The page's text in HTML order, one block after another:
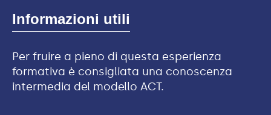
Informazioni utili
Per fruire a pieno di questa esperienza
formativa è consigliata una conoscenza
intermedia del modello ACT.